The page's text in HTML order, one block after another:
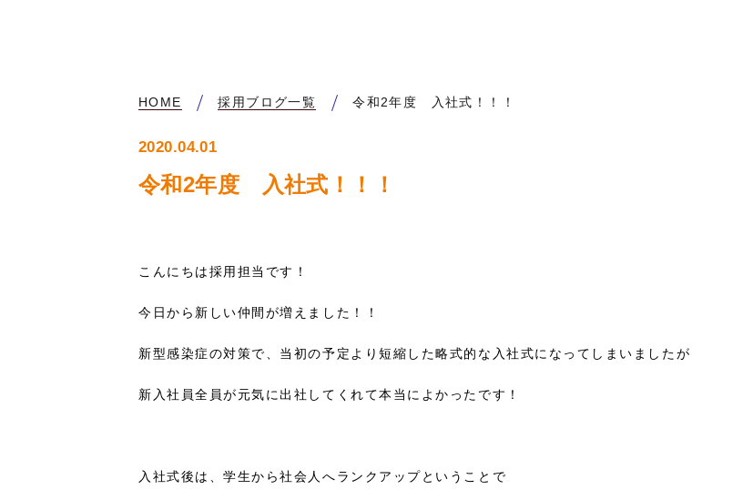
HOME 採用ブログ一覧 令和2年度 入社式！！！
2020.04.01
令和2年度 入社式！！！
こんにちは採用担当です！
今日から新しい仲間が増えました！！
新型感染症の対策で、当初の予定より短縮した略式的な入社式になってしまいましたが
新入社員全員が元気に出社してくれて本当によかったです！
入社式後は、学生から社会人へランクアップということで